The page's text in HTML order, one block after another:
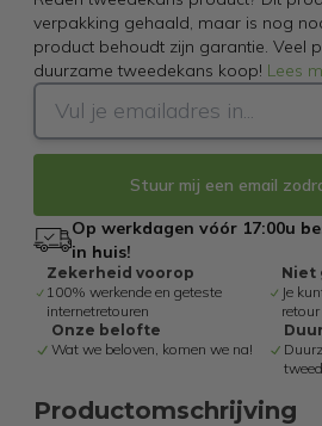
verpakking gehaald, maar is nog
product behoudt zijn garantie. Veel
duurzame tweedekans koop! Lees
Stuur mij een email
Op werkdagen vóór 17:00u
in huis!
Zekerheid voorop
100% werkende en geteste
internetretouren
Niet
Je
Onze belofte
Wat we beloven, komen we na!
Productomschrijving